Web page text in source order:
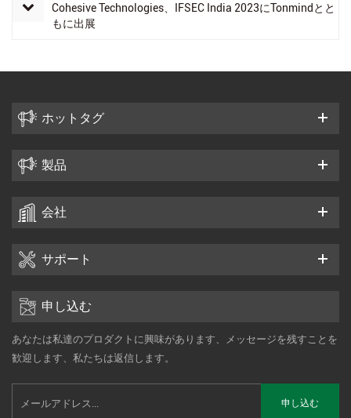
Cohesive Technologies、IFSEC India 2023にTonmindとと
もに出展
ホットタグ
製品
会社
サポート
申し込む
あなたは私達のプロダクトに興味があります、メッセージを残すことを
歓迎します、私たちは返信します。